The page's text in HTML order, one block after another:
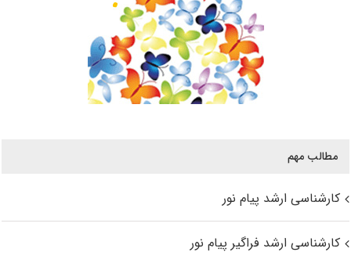
مطالب مهم
کارشناسی ارشد پیام نور
کارشناسی ارشد فراگیر پیام نور